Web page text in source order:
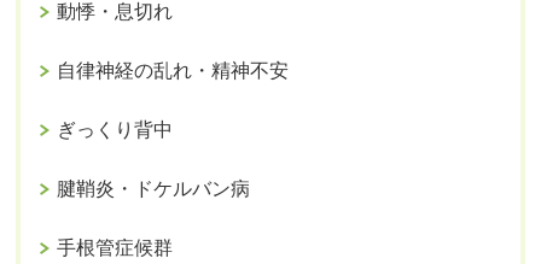
動悸・息切れ
自律神経の乱れ・精神不安
ぎっくり背中
腱鞘炎・ドケルバン病
手根管症候群